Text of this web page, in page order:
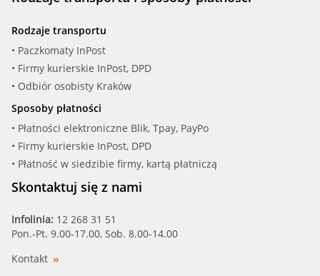
Rodzaje transportu
• Paczkomaty InPost
• Firmy kurierskie InPost, DPD
• Odbiór osobisty Kraków
Sposoby płatności
• Płatności elektroniczne Blik, Tpay, PayPo
• Firmy kurierskie InPost, DPD
• Płatność w siedzibie firmy, kartą płatniczą
Skontaktuj się z nami
Infolinia: 12 268 31 51
Pon.-Pt. 9.00-17.00, Sob. 8.00-14.00
Kontakt